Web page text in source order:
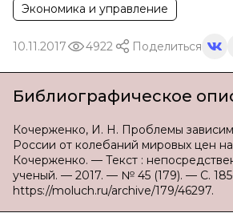
Экономика и управление
10.11.2017 4922 Поделиться
Библиографическое
Кочерженко, И. Н. Проблемы
России от колебаний мировых цен
Кочерженко. — Текст :
ученый. — 2017. — № 45 (179). — С.
https://moluch.ru/archive/179/46297.